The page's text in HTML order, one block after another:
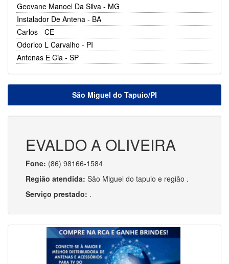
Geovane Manoel Da Silva - MG
Instalador De Antena - BA
Carlos - CE
Odorico L Carvalho - PI
Antenas E Cia - SP
São Miguel do Tapuio/PI
EVALDO A OLIVEIRA
Fone: (86) 98166-1584
Região atendida: São Miguel do tapuio e região .
Serviço prestado: .